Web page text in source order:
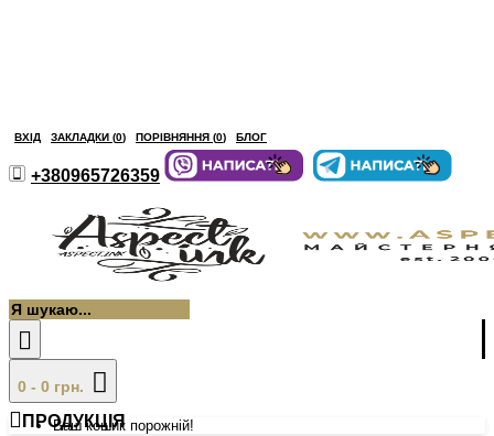
ВХІД ЗАКЛАДКИ (0) ПОРІВНЯННЯ (0) БЛОГ
+380965726359
0 - 0 грн.
Ваш кошик порожній!
ПРОДУКЦІЯ